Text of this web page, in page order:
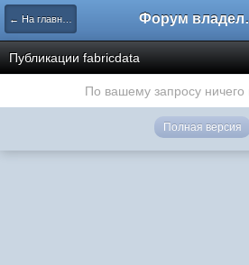
← На главную Форум
Публикации fabricdata
По вашему запросу ничего
Полная версия